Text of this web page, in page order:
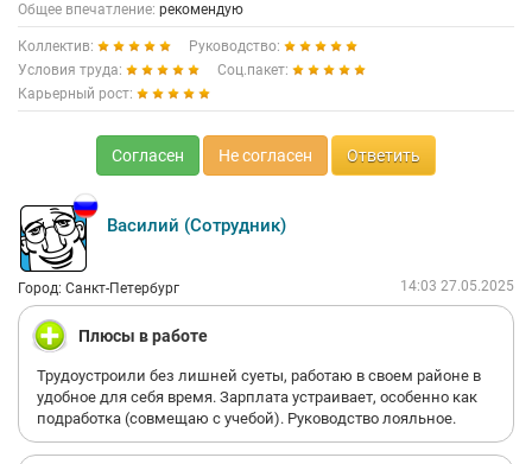
Общее впечатление: рекомендую
Коллектив:
Руководство:
Условия труда:
Соц.пакет:
Карьерный рост:
Согласен Не согласен Ответить
Василий (Сотрудник)
Город: Санкт-Петербург 14:03 27.05.2025
Плюсы в работе
Трудоустроили без лишней суеты, работаю в своем районе в
удобное для себя время. Зарплата устраивает, особенно как
подработка (совмещаю с учебой). Руководство лояльное.